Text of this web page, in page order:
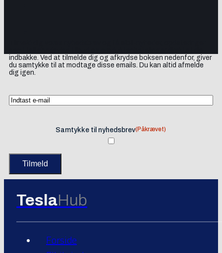
indbakke. Ved at tilmelde dig og afkrydse boksen nedenfor, giver
du samtykke til at modtage disse emails. Du kan altid afmelde
dig igen.
Samtykke til nyhedsbrev(Påkrævet)
TeslaHub
Forside